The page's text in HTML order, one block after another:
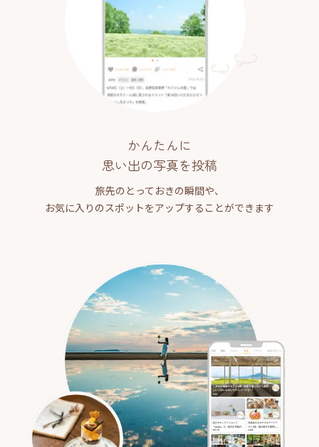
かんたんに
思い出の写真を投稿
旅先のとっておきの瞬間や、
お気に入りのスポットをアップすることができます